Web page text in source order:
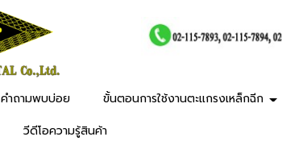
คำถามพบบ่อย ขั้นตอนการใช้งานตะแกรงเหล็กฉีก
วีดีโอความรู้สินค้า